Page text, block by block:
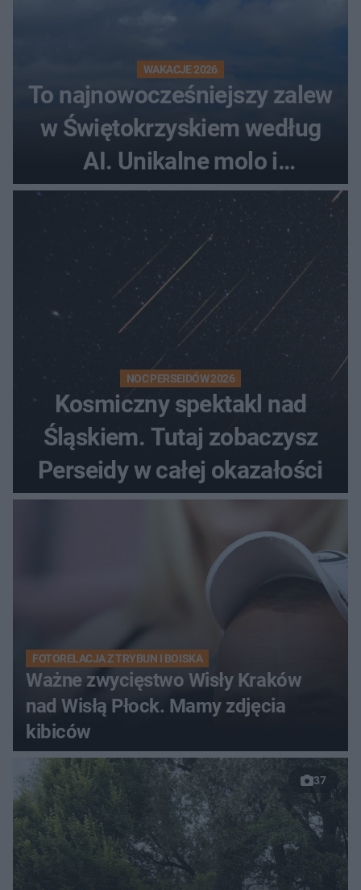
WAKACJE 2026
To najnowocześniejszy zalew
w Świętokrzyskiem według
AI. Unikalne molo i
promenada
NOC PERSEIDÓW 2026
Kosmiczny spektakl nad
Śląskiem. Tutaj zobaczysz
Perseidy w całej okazałości
FOTORELACJA Z TRYBUN I BOISKA
Ważne zwycięstwo Wisły Kraków
nad Wisłą Płock. Mamy zdjęcia
kibiców
37